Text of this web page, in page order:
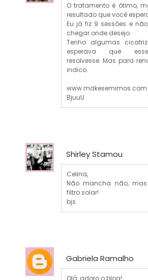
O tratamento é ótimo,
resultado que você
Eu já fiz 9 sessões e
chegar onde desejo.
Tenho algumas
esperava que
resolvesse. Mas para
indico.
www.makesemimos.com
BjuuU
Shirley Stamou
Celina,
Não mancha não,
filtro solar!
bjs
Gabriela Ramalho
Olá, adoro o blog!